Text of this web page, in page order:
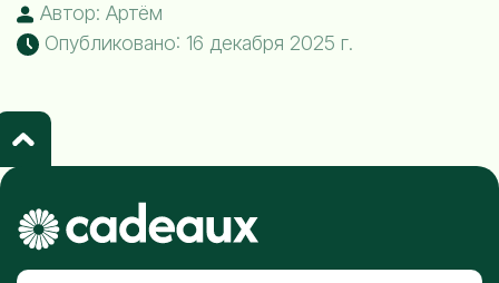
Автор: Артём
Опубликовано: 16 декабря 2025 г.